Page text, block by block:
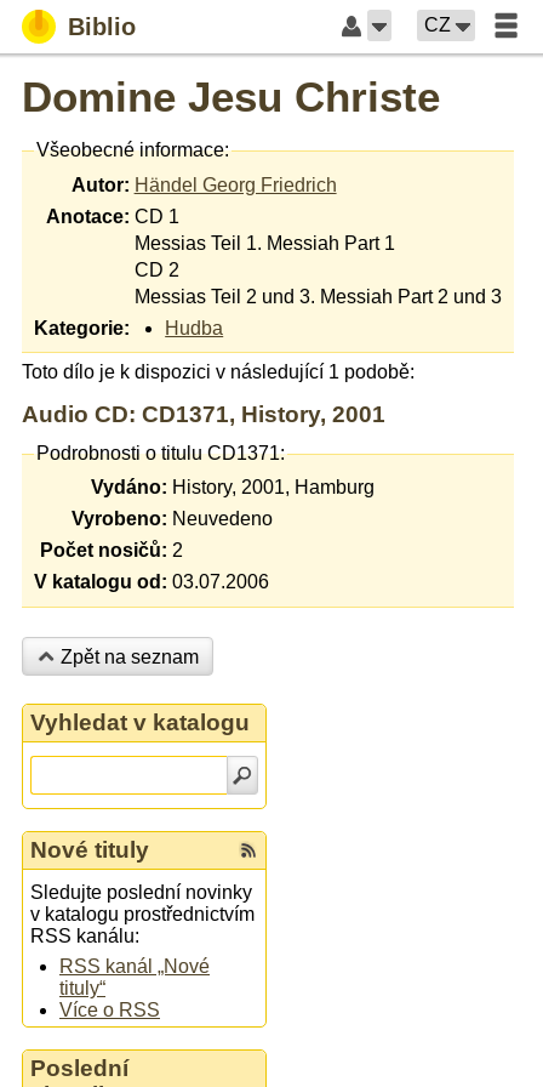
Biblio CZ
Domine Jesu Christe
Všeobecné informace:
Autor: Händel Georg Friedrich
Anotace: CD 1
Messias Teil 1. Messiah Part 1
CD 2
Messias Teil 2 und 3. Messiah Part 2 und 3
Kategorie:
Hudba
Toto dílo je k dispozici v následující 1 podobě:
Audio CD: CD1371, History, 2001
Podrobnosti o titulu CD1371:
Vydáno: History, 2001, Hamburg
Vyrobeno: Neuvedeno
Počet nosičů: 2
V katalogu od: 03.07.2006
Zpět na seznam
Vyhledat v katalogu
Nové tituly
Sledujte poslední novinky
v katalogu prostřednictvím
RSS kanálu:
RSS kanál „Nové
tituly“
Více o RSS
Poslední